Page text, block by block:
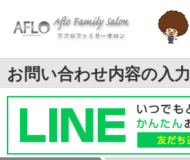
お問い合わせ内容の入力